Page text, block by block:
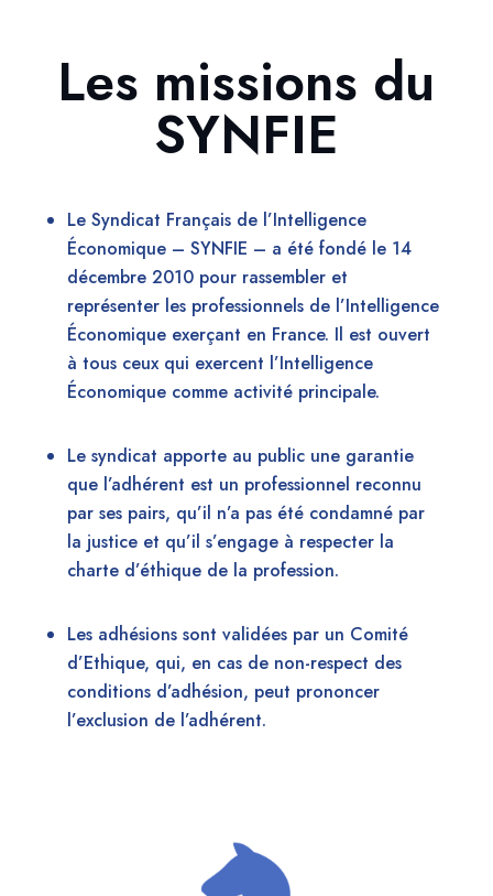
Les missions du
SYNFIE
Le Syndicat Français de l’Intelligence
Économique – SYNFIE – a été fondé le 14
décembre 2010 pour rassembler et
représenter les professionnels de l’Intelligence
Économique exerçant en France. Il est ouvert
à tous ceux qui exercent l’Intelligence
Économique comme activité principale.
Le syndicat apporte au public une garantie
que l’adhérent est un professionnel reconnu
par ses pairs, qu’il n’a pas été condamné par
la justice et qu’il s’engage à respecter la
charte d’éthique de la profession.
Les adhésions sont validées par un Comité
d’Ethique, qui, en cas de non-respect des
conditions d’adhésion, peut prononcer
l’exclusion de l’adhérent.